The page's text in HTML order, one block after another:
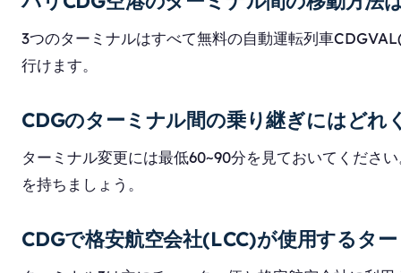
3つのターミナルはすべて無料の自動運転列車
行けます。
CDGのターミナル間の乗り継ぎにはど
ターミナル変更には最低60~90分を見ておいてくださ
を持ちましょう。
CDGで格安航空会社(LCC)が使用するタ